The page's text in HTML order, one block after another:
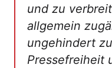
und zu
allgemein
ungehindert
Pressefreiheit